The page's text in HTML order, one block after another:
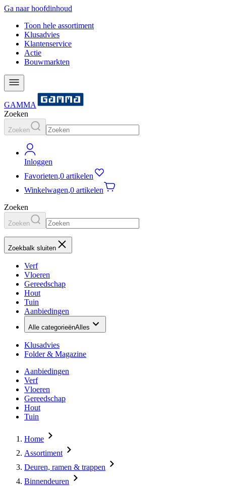
Ga naar hoofdinhoud
Toon hele assortiment
Klusadvies
Klantenservice
Actie
Bouwmarkten
GAMMA
Zoeken
Zoeken
Inloggen
Favorieten,0 artikelen
Winkelwagen,0 artikelen
Zoeken
Zoeken
Zoekbalk sluiten
Verf
Vloeren
Gereedschap
Hout
Tuin
Aanbiedingen
Alle categorieënAlles
Klusadvies
Folder & Magazine
Aanbiedingen
Verf
Vloeren
Gereedschap
Hout
Tuin
Home
Assortiment
Deuren, ramen & trappen
Binnendeuren